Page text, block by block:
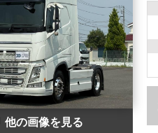
他の画像を見る